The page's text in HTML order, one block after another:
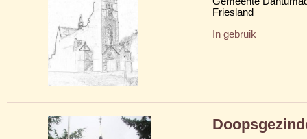
Friesland
In gebruik